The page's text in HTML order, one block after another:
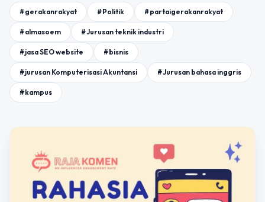
#gerakanrakyat #Politik #partaigerakanrakyat
#almasoem #Jurusan teknik industri
#jasa SEO website #bisnis
#jurusan Komputerisasi Akuntansi #Jurusan bahasa inggris
#kampus